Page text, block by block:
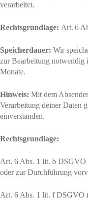
verarbeitet.
Rechtsgrundlage: Art. 6
Speicherdauer: Wir
zur Bearbeitung notwendig
Monate.
Hinweis: Mit dem
Verarbeitung deiner Daten
einverstanden.
Rechtsgrundlage:
Art. 6 Abs. 1 lit. b DSGVO
oder zur Durchführung
Art. 6 Abs. 1 lit. f DSGVO